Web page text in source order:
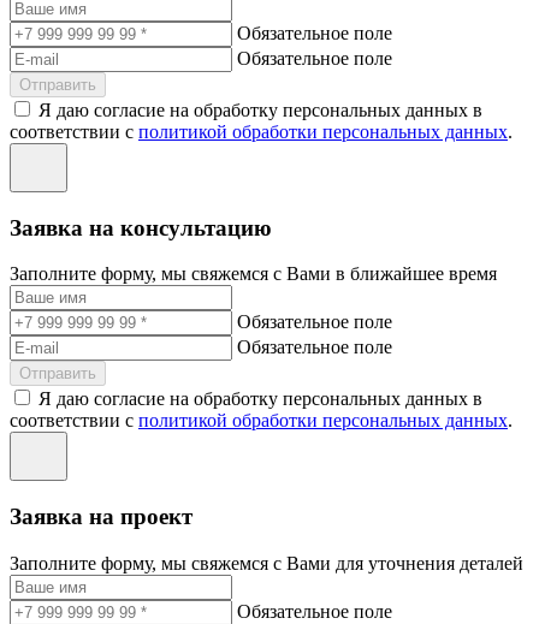
Обязательное поле
Обязательное поле
Отправить
Я даю согласие на обработку персональных данных в
соответствии с политикой обработки персональных данных.
Заявка на консультацию
Заполните форму, мы свяжемся с Вами в ближайшее время
Обязательное поле
Обязательное поле
Отправить
Я даю согласие на обработку персональных данных в
соответствии с политикой обработки персональных данных.
Заявка на проект
Заполните форму, мы свяжемся с Вами для уточнения деталей
Обязательное поле